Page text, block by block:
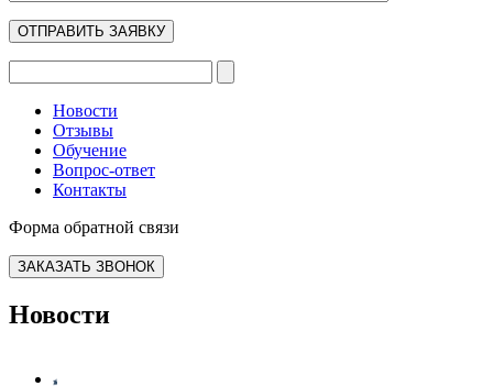
Новости
Отзывы
Обучение
Вопрос-ответ
Контакты
Форма обратной связи
ЗАКАЗАТЬ ЗВОНОК
Новости